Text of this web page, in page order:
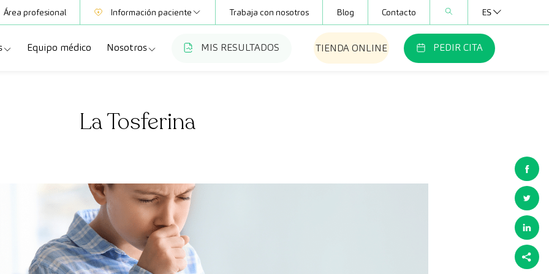
Área profesional Información paciente
Mutuas
Club CreuBlanca
Trabaja con nosotros Blog Contacto ES
Equipo médico Nosotros
Trabaja con nosotros
Fundación Privada Imhotep
Preguntas frecuentes
MIS RESULTADOS TIENDA ONLINE PEDIR CITA
La Tosferina